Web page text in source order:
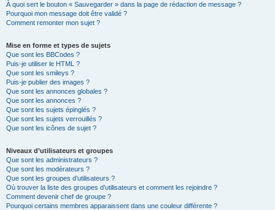
À quoi sert le bouton « Sauvegarder » dans la page de rédaction de message ?
Pourquoi mon message doit être validé ?
Comment remonter mon sujet ?
Mise en forme et types de sujets
Que sont les BBCodes ?
Puis-je utiliser le HTML ?
Que sont les smileys ?
Puis-je publier des images ?
Que sont les annonces globales ?
Que sont les annonces ?
Que sont les sujets épinglés ?
Que sont les sujets verrouillés ?
Que sont les icônes de sujet ?
Niveaux d’utilisateurs et groupes
Que sont les administrateurs ?
Que sont les modérateurs ?
Que sont les groupes d’utilisateurs ?
Où trouver la liste des groupes d’utilisateurs et comment les rejoindre ?
Comment devenir chef de groupe ?
Pourquoi certains membres apparaissent dans une couleur différente ?